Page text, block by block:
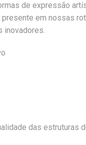
de expressão
em nossas
inovadores.
das estruturas